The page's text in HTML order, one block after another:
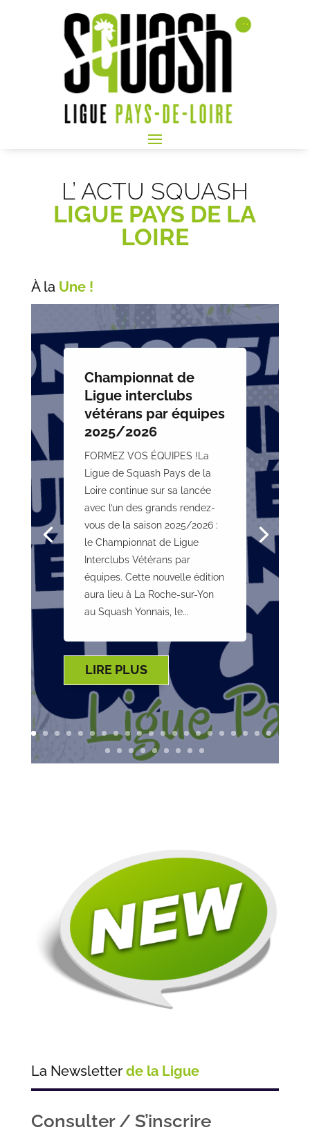
L’ ACTU SQUASH
LIGUE PAYS DE LA
LOIRE
À la Une !
Championnat de
Ligue interclubs
vétérans par équipes
2025/2026
FORMEZ VOS ÉQUIPES !La
Ligue de Squash Pays de la
Loire continue sur sa lancée
avec l’un des grands rendez-
vous de la saison 2025/2026 :
le Championnat de Ligue
Interclubs Vétérans par
équipes. Cette nouvelle édition
aura lieu à La Roche-sur-Yon
au Squash Yonnais, le...
LIRE PLUS
La Newsletter de la Ligue
Consulter / S’inscrire